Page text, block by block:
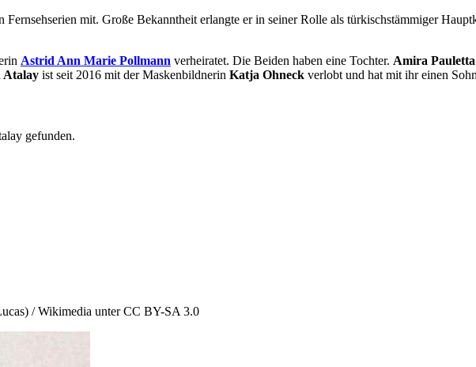
Fernsehserien mit. Große Bekanntheit erlangte er in seiner Rolle als türkischstämmiger
Astrid Ann Marie Pollmann verheiratet. Die Beiden haben eine Tochter. Amira
Atalay ist seit 2016 mit der Maskenbildnerin Katja Ohneck verlobt und hat mit ihr einen
gefunden.
/ Wikimedia unter CC BY-SA 3.0